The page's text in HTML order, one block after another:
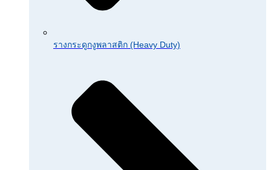
รางกระดูกงูพลาสติก (Heavy Duty)